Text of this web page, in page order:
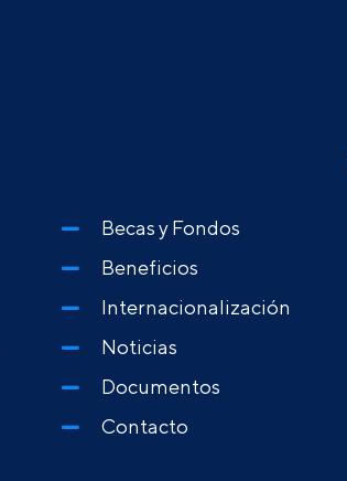
Becas y Fondos
Beneficios
Internacionalización
Noticias
Documentos
Contacto